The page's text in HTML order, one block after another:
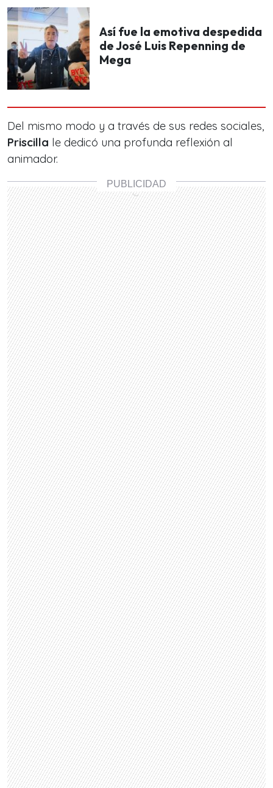
Así fue la emotiva despedida
de José Luis Repenning de
Mega
Del mismo modo y a través de sus redes sociales,
Priscilla le dedicó una profunda reflexión al
animador.